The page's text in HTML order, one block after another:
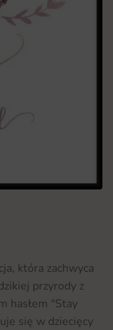
która zachwyca
przyrody z
hasłem "Stay
się w dziecięcy